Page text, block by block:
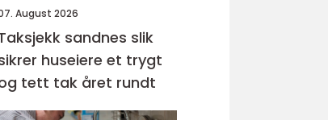
August 2026
sandnes slik
huseiere et trygt
tett tak året rundt